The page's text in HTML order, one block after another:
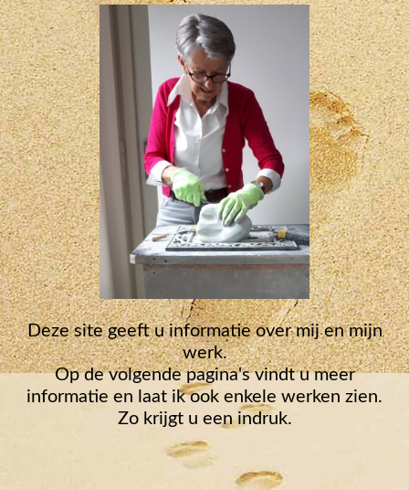
Deze site geeft u informatie over mij en mijn
werk.
Op de volgende pagina's vindt u meer
informatie en laat ik ook enkele werken zien.
Zo krijgt u een indruk.